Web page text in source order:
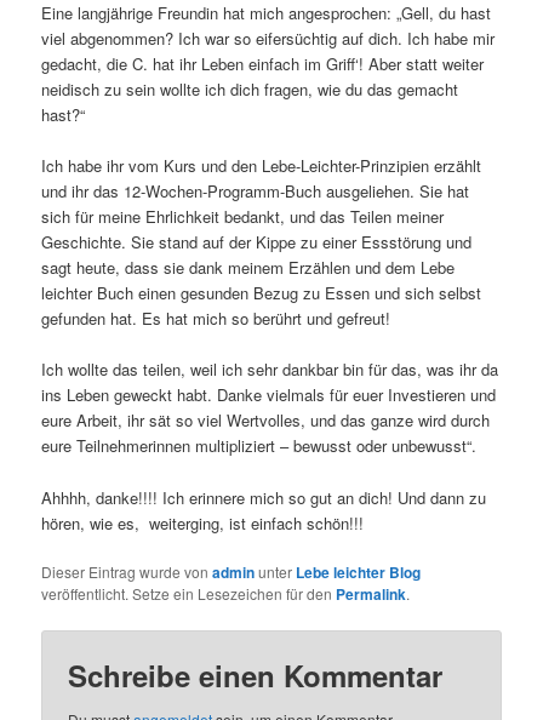
Eine langjährige Freundin hat mich angesprochen: „Gell, du hast
viel abgenommen? Ich war so eifersüchtig auf dich. Ich habe mir
gedacht, die C. hat ihr Leben einfach im Griff‘! Aber statt weiter
neidisch zu sein wollte ich dich fragen, wie du das gemacht
hast?“
Ich habe ihr vom Kurs und den Lebe-Leichter-Prinzipien erzählt
und ihr das 12-Wochen-Programm-Buch ausgeliehen. Sie hat
sich für meine Ehrlichkeit bedankt, und das Teilen meiner
Geschichte. Sie stand auf der Kippe zu einer Essstörung und
sagt heute, dass sie dank meinem Erzählen und dem Lebe
leichter Buch einen gesunden Bezug zu Essen und sich selbst
gefunden hat. Es hat mich so berührt und gefreut!
Ich wollte das teilen, weil ich sehr dankbar bin für das, was ihr da
ins Leben geweckt habt. Danke vielmals für euer Investieren und
eure Arbeit, ihr sät so viel Wertvolles, und das ganze wird durch
eure Teilnehmerinnen multipliziert – bewusst oder unbewusst“.
Ahhhh, danke!!!! Ich erinnere mich so gut an dich! Und dann zu
hören, wie es, weiterging, ist einfach schön!!!
Dieser Eintrag wurde vonadminunter Lebe leichter Blog
veröffentlicht. Setze ein Lesezeichen für den Permalink.
Schreibe einen Kommentar